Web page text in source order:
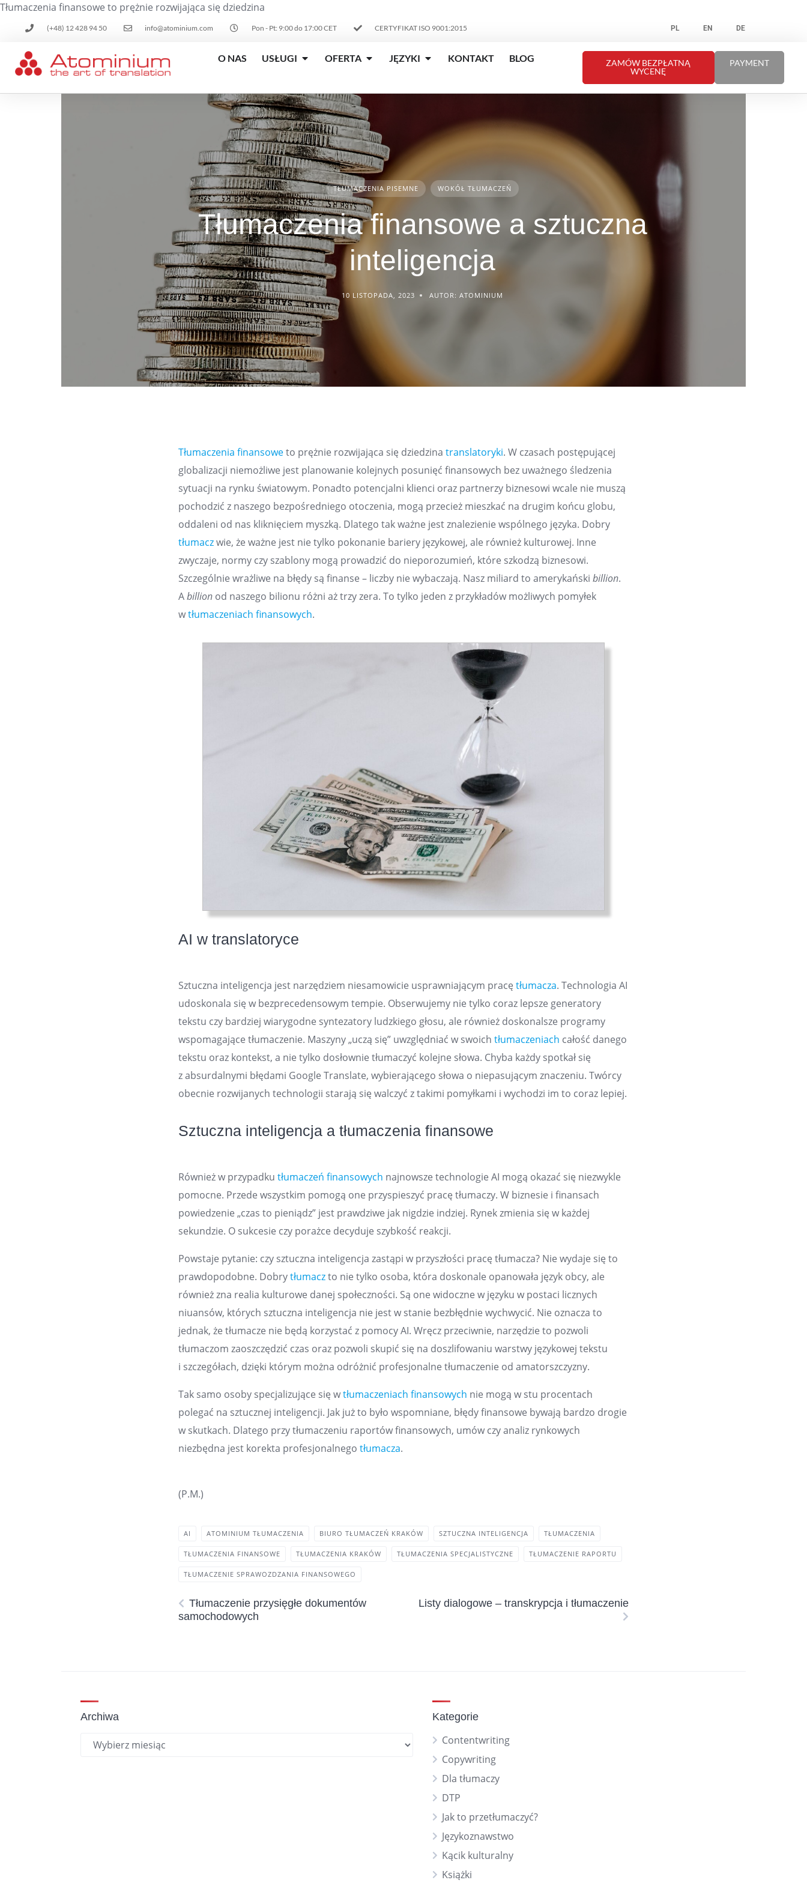
Tłumaczenia finansowe to prężnie rozwijająca się dziedzina
(+48) 12 428 94 50 info@atominium.com Pon - Pt: 9:00 do 17:00 CET CERTYFIKAT ISO 9001:2015 PL EN DE
O NAS USŁUGI OFERTA JĘZYKI KONTAKT BLOG
ZAMÓW BEZPŁATNĄ
WYCENĘ
PAYMENT
TŁUMACZENIA PISEMNE WOKÓŁ TŁUMACZEŃ
Tłumaczenia finansowe a sztuczna
inteligencja
10 LISTOPADA, 2023 AUTOR: ATOMINIUM
Tłumaczenia finansoweto prężnie rozwijająca się dziedzinatranslatoryki. W czasach postępującej
globalizacji niemożliwe jest planowanie kolejnych posunięć finansowych bez uważnego śledzenia
sytuacji na rynku światowym. Ponadto potencjalni klienci oraz partnerzy biznesowi wcale nie muszą
pochodzić z naszego bezpośredniego otoczenia, mogą przecież mieszkać na drugim końcu globu,
oddaleni od nas kliknięciem myszką. Dlatego tak ważne jest znalezienie wspólnego języka. Dobry
tłumaczwie, że ważne jest nie tylko pokonanie bariery językowej, ale również kulturowej. Inne
zwyczaje, normy czy szablony mogą prowadzić do nieporozumień, które szkodzą biznesowi.
Szczególnie wrażliwe na błędy są finanse – liczby nie wybaczają. Nasz miliard to amerykańskibillion.
Abillion od naszego bilionu różni aż trzy zera. To tylko jeden z przykładów możliwych pomyłek
wtłumaczeniach finansowych.
AI w translatoryce
Sztuczna inteligencja jest narzędziem niesamowicie usprawniającym pracętłumacza. Technologia AI
udoskonala się w bezprecedensowym tempie. Obserwujemy nie tylko coraz lepsze generatory
tekstu czy bardziej wiarygodne syntezatory ludzkiego głosu, ale również doskonalsze programy
wspomagające tłumaczenie. Maszyny „uczą się” uwzględniać w swoichtłumaczeniach całość danego
tekstu oraz kontekst, a nie tylko dosłownie tłumaczyć kolejne słowa. Chyba każdy spotkał się
z absurdalnymi błędami Google Translate, wybierającego słowa o niepasującym znaczeniu. Twórcy
obecnie rozwijanych technologii starają się walczyć z takimi pomyłkami i wychodzi im to coraz lepiej.
Sztuczna inteligencja a tłumaczenia finansowe
Również w przypadkutłumaczeń finansowych najnowsze technologie AI mogą okazać się niezwykle
pomocne. Przede wszystkim pomogą one przyspieszyć pracę tłumaczy. W biznesie i finansach
powiedzenie „czas to pieniądz” jest prawdziwe jak nigdzie indziej. Rynek zmienia się w każdej
sekundzie. O sukcesie czy porażce decyduje szybkość reakcji.
Powstaje pytanie: czy sztuczna inteligencja zastąpi w przyszłości pracę tłumacza? Nie wydaje się to
prawdopodobne. Dobrytłumaczto nie tylko osoba, która doskonale opanowała język obcy, ale
również zna realia kulturowe danej społeczności. Są one widoczne w języku w postaci licznych
niuansów, których sztuczna inteligencja nie jest w stanie bezbłędnie wychwycić. Nie oznacza to
jednak, że tłumacze nie będą korzystać z pomocy AI. Wręcz przeciwnie, narzędzie to pozwoli
tłumaczom zaoszczędzić czas oraz pozwoli skupić się na doszlifowaniu warstwy językowej tekstu
i szczegółach, dzięki którym można odróżnić profesjonalne tłumaczenie od amatorszczyzny.
Tak samo osoby specjalizujące się wtłumaczeniach finansowych nie mogą w stu procentach
polegać na sztucznej inteligencji. Jak już to było wspomniane, błędy finansowe bywają bardzo drogie
w skutkach. Dlatego przy tłumaczeniu raportów finansowych, umów czy analiz rynkowych
niezbędna jest korekta profesjonalnegotłumacza.
(P.M.)
AI ATOMINIUM TŁUMACZENIA BIURO TŁUMACZEŃ KRAKÓW SZTUCZNA INTELIGENCJA TŁUMACZENIA
TŁUMACZENIA FINANSOWE TŁUMACZENIA KRAKÓW TŁUMACZENIA SPECJALISTYCZNE TŁUMACZENIE RAPORTU
TŁUMACZENIE SPRAWOZDZANIA FINANSOWEGO
Tłumaczenie przysięgłe dokumentów
samochodowych
Listy dialogowe – transkrypcja i tłumaczenie
Archiwa Kategorie
Contentwriting
Copywriting
Dla tłumaczy
DTP
Jak to przetłumaczyć?
Językoznawstwo
Kącik kulturalny
Książki